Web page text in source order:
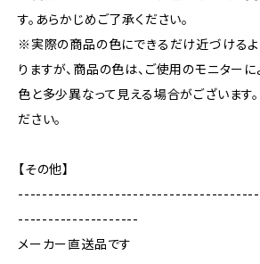
す。あらかじめご了承ください。
※実際の商品の色にできるだけ近づけるよ
りますが、商品の色は、ご使用のモニター
色と多少異なって見える場合がございます
ださい。
【その他】
--------------------
メーカー直送品です